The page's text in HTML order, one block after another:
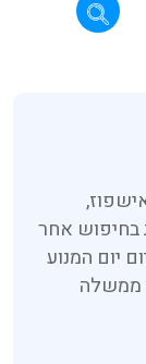
בחיפוש אחר
יום המנוע
ממשלה